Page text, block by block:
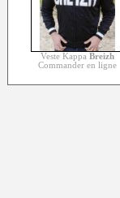
Veste Kappa Breizh
Commander en ligne